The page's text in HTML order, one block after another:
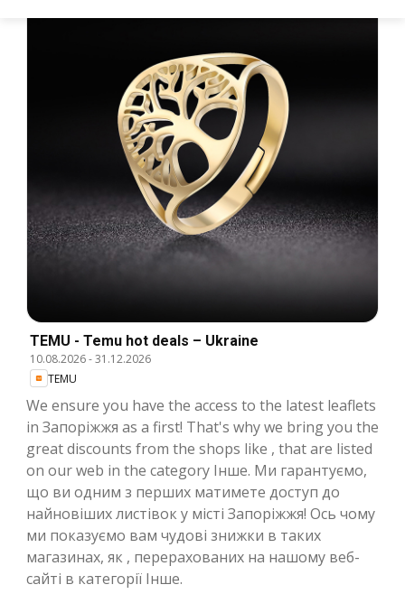
TEMU - Temu hot deals – Ukraine
10.08.2026-31.12.2026
TEMU
We ensure you have the access to the latest leaflets
in Запоріжжя as a first! That's why we bring you the
great discounts from the shops like , that are listed
on our web in the category Інше. Ми гарантуємо,
що ви одним з перших матимете доступ до
найновіших листівок у місті Запоріжжя! Ось чому
ми показуємо вам чудові знижки в таких
магазинах, як , перерахованих на нашому веб-
сайті в категорії Інше.